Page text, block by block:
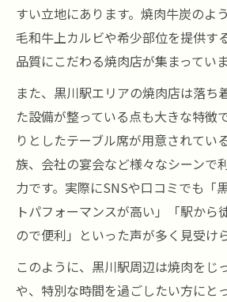
宴会に最適な黒川駅エリア焼肉
焼肉で宴会を盛り上げる
黒毛和牛上カルビが宴会に
焼肉店の個室やコース選
宴会で焼肉を楽しむおす
黒川駅で焼肉宴会を満喫す
すい立地にあります。焼肉牛炭のよ
毛和牛上カルビや希少部位を提供す
品質にこだわる焼肉店が集まっていま
また、黒川駅エリアの焼肉店は落ち
た設備が整っている点も大きな特徴
りとしたテーブル席が用意されてい
族、会社の宴会など様々なシーンで
力です。実際にSNSや口コミでも「
トパフォーマンスが高い」「駅から
ので便利」といった声が多く見受け
このように、黒川駅周辺は焼肉をじ
や、特別な時間を過ごしたい方にと